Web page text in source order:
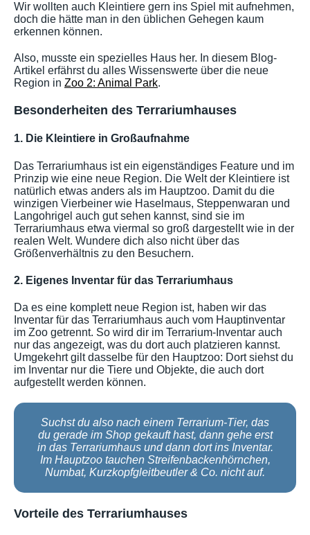
Wir wollten auch Kleintiere gern ins Spiel mit aufnehmen,
doch die hätte man in den üblichen Gehegen kaum
erkennen können.
Also, musste ein spezielles Haus her. In diesem Blog-
Artikel erfährst du alles Wissenswerte über die neue
Region in Zoo 2: Animal Park.
Besonderheiten des Terrariumhauses
1. Die Kleintiere in Großaufnahme
Das Terrariumhaus ist ein eigenständiges Feature und im
Prinzip wie eine neue Region. Die Welt der Kleintiere ist
natürlich etwas anders als im Hauptzoo. Damit du die
winzigen Vierbeiner wie Haselmaus, Steppenwaran und
Langohrigel auch gut sehen kannst, sind sie im
Terrariumhaus etwa viermal so groß dargestellt wie in der
realen Welt. Wundere dich also nicht über das
Größenverhältnis zu den Besuchern.
2. Eigenes Inventar für das Terrariumhaus
Da es eine komplett neue Region ist, haben wir das
Inventar für das Terrariumhaus auch vom Hauptinventar
im Zoo getrennt. So wird dir im Terrarium-Inventar auch
nur das angezeigt, was du dort auch platzieren kannst.
Umgekehrt gilt dasselbe für den Hauptzoo: Dort siehst du
im Inventar nur die Tiere und Objekte, die auch dort
aufgestellt werden können.
Suchst du also nach einem Terrarium-Tier, das
du gerade im Shop gekauft hast, dann gehe erst
in das Terrariumhaus und dann dort ins Inventar.
Im Hauptzoo tauchen Streifenbackenhörnchen,
Numbat, Kurzkopfgleitbeutler & Co. nicht auf.
Vorteile des Terrariumhauses